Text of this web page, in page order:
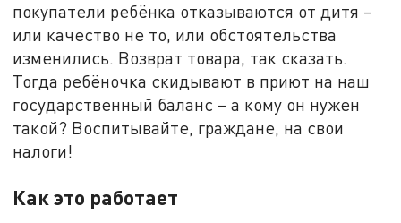
покупатели ребёнка отказываются от дитя –
или качество не то, или обстоятельства
изменились. Возврат товара, так сказать.
Тогда ребёночка скидывают в приют на наш
государственный баланс – а кому он нужен
такой? Воспитывайте, граждане, на свои
налоги!
Как это работает